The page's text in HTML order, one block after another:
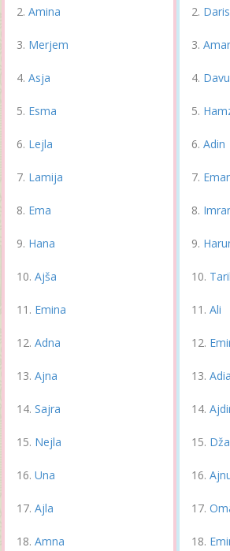
Amina
Merjem
Asja
Esma
Lejla
Lamija
Ema
Hana
Ajša
Emina
Adna
Ajna
Sajra
Nejla
Una
Ajla
Amna
Daris
Amar
Adin
Ali